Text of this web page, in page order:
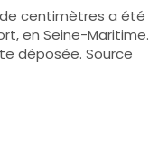
centimètres a été
en Seine-Maritime.
déposée. Source